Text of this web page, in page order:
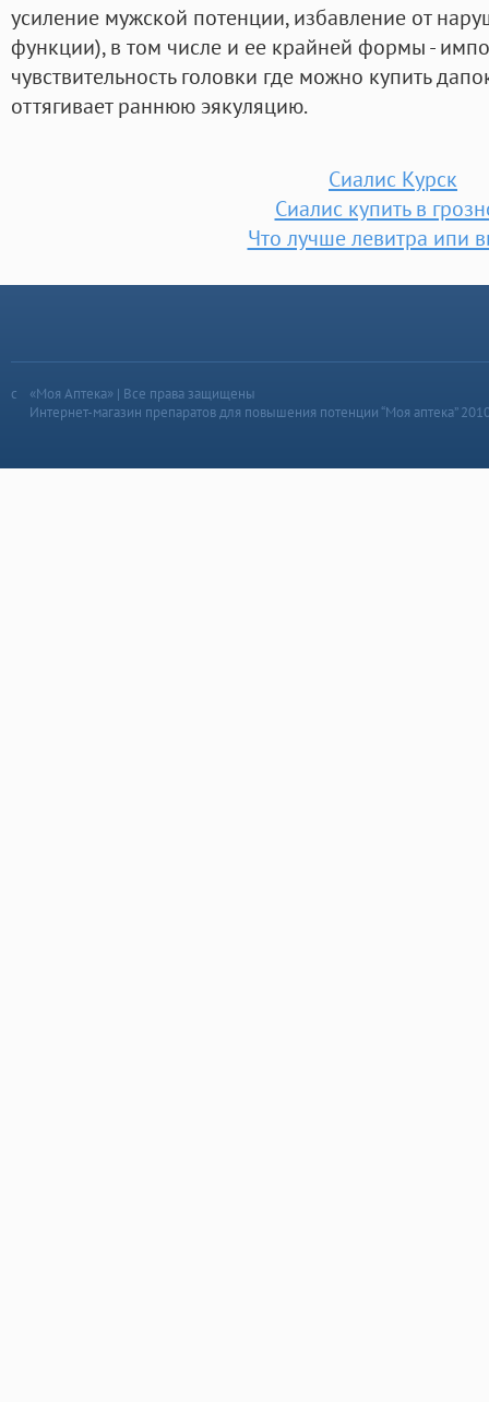
усиление мужской потенции, избавление от
функции), в том числе и ее крайней формы -
чувствительность головки где можно купить
оттягивает раннюю эякуляцию.
Сиалис Курск
Сиалис купить в
Что лучше левитра ипи
«Моя Аптека» | Все права защищены
Интернет-магазин препаратов для повышения потенции “Моя аптека”